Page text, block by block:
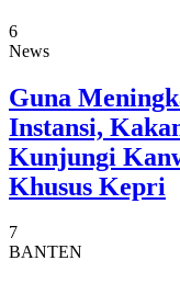
6
News
Guna
Instansi,
Kunjungi
Khusus Kepri
7
BANTEN